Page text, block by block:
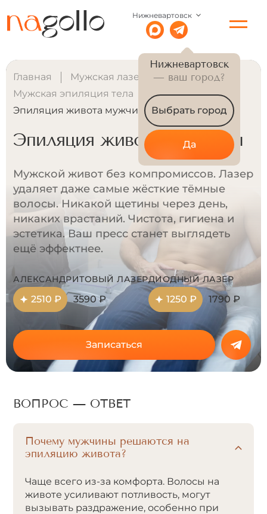
Нижневартовск
Нижневартовск
— ваш город?
Выбрать город
Да
Главная
Мужская лазерная эпиляция
Мужская эпиляция тела
Эпиляция живота мужчины
Эпиляция живота мужчины
Мужской живот без компромиссов. Лазер
удаляет даже самые жёсткие тёмные
волосы. Никакой щетины через день,
никаких врастаний. Чистота, гигиена и
эстетика. Ваш пресс станет выглядеть
ещё эффектнее.
АЛЕКСАНДРИТОВЫЙ ЛАЗЕР
2510 ₽ 3590 ₽
ДИОДНЫЙ ЛАЗЕР
1250 ₽ 1790 ₽
Записаться
ВОПРОС — ОТВЕТ
Почему мужчины решаются на
эпиляцию живота?
Чаще всего из-за комфорта. Волосы на
животе усиливают потливость, могут
вызывать раздражение, особенно при